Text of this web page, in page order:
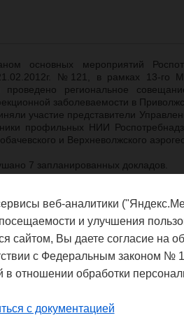
основных мероприятий
№121, в рамках 13-го
региональное
заболеваемости в
участие представители
профильных НИИ
и Верхневолжского
7 запланированных докладов.
методических материалов
и представлению материалов
геоинформационного
информационными и
также научной литературой, изданной
принята резолюция
веб-аналитики
и улучшения
сайтом, Вы даете согласие на
с Федеральным законом №
отношении обработки
с документацией